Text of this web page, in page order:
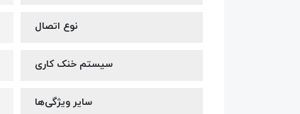
نوع اتصال
سیستم خنک کاری
سایر ویژگی‌ها